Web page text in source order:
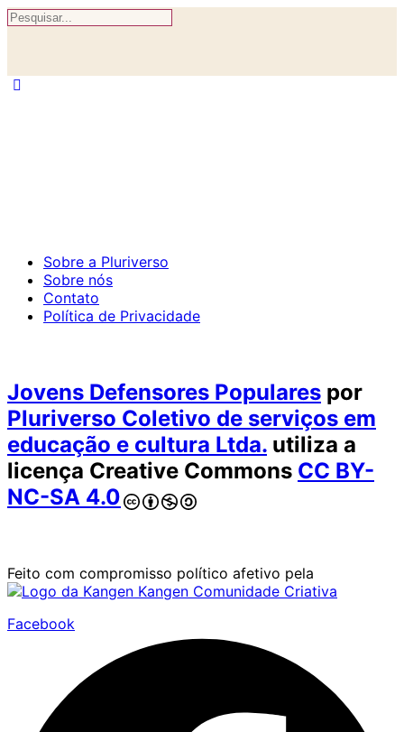
Buscar
Sobre a Pluriverso
Sobre nós
Contato
Política de Privacidade
Jovens Defensores Populares por
Pluriverso Coletivo de serviços em
educação e cultura Ltda. utiliza a
licença Creative Commons CC BY-
NC-SA 4.0
Feito com compromisso político afetivo pela
Kangen Comunidade Criativa
Facebook